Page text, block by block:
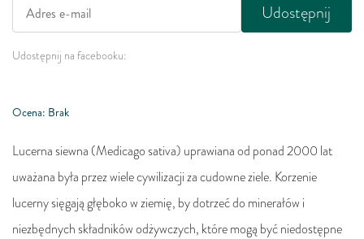
Udostępnij
Udostępnij na facebooku:
Ocena: Brak
Lucerna siewna (Medicago sativa) uprawiana od ponad 2000 lat
uważana była przez wiele cywilizacji za cudowne ziele. Korzenie
lucerny sięgają głęboko w ziemię, by dotrzeć do minerałów i
niezbędnych składników odżywczych, które mogą być niedostępne